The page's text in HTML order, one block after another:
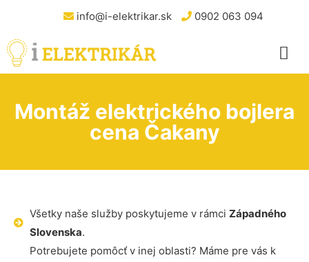
info@i-elektrikar.sk 0902 063 094
Montáž elektrického bojlera
cena Čakany
Všetky naše služby poskytujeme v rámci Západného
Slovenska.
Potrebujete pomôcť v inej oblasti? Máme pre vás k